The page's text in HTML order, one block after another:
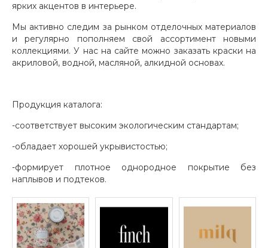
ярких акцентов в интерьере.
Мы активно следим за рынком отделочных материалов
и регулярно пополняем свой ассортимент новыми
коллекциями. У нас на сайте можно заказать краски на
акриловой, водной, масляной, алкидной основах.
Продукция каталога:
-соответствует высоким экологическим стандартам;
-обладает хорошей укрывистостью;
-формирует плотное однородное покрытие без
наплывов и подтеков.